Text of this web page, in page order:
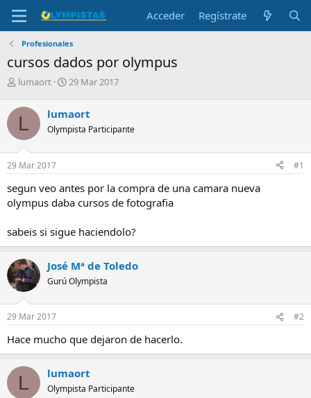
Acceder Regístrate
Profesionales
cursos dados por olympus
I
i
c
a
d
o
d
e
t
e
m
a
lumaort
F
h
a
e
i
c
o
29 Mar 2017
L lumaort
Olympista Participante
29 Mar 2017 #1
segun veo antes por la compra de una camara nueva
olympus daba cursos de fotografia
sabeis si sigue haciendolo?
José Mª de Toledo
Gurú Olympista
29 Mar 2017 #2
Hace mucho que dejaron de hacerlo.
L lumaort
Olympista Participante